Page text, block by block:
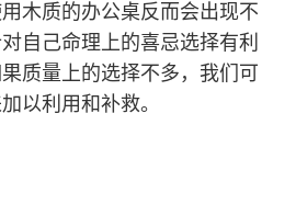
木质的办公桌反而会出现不
自己命理上的喜忌选择有利
质量上的选择不多，我们可
以利用和补救。